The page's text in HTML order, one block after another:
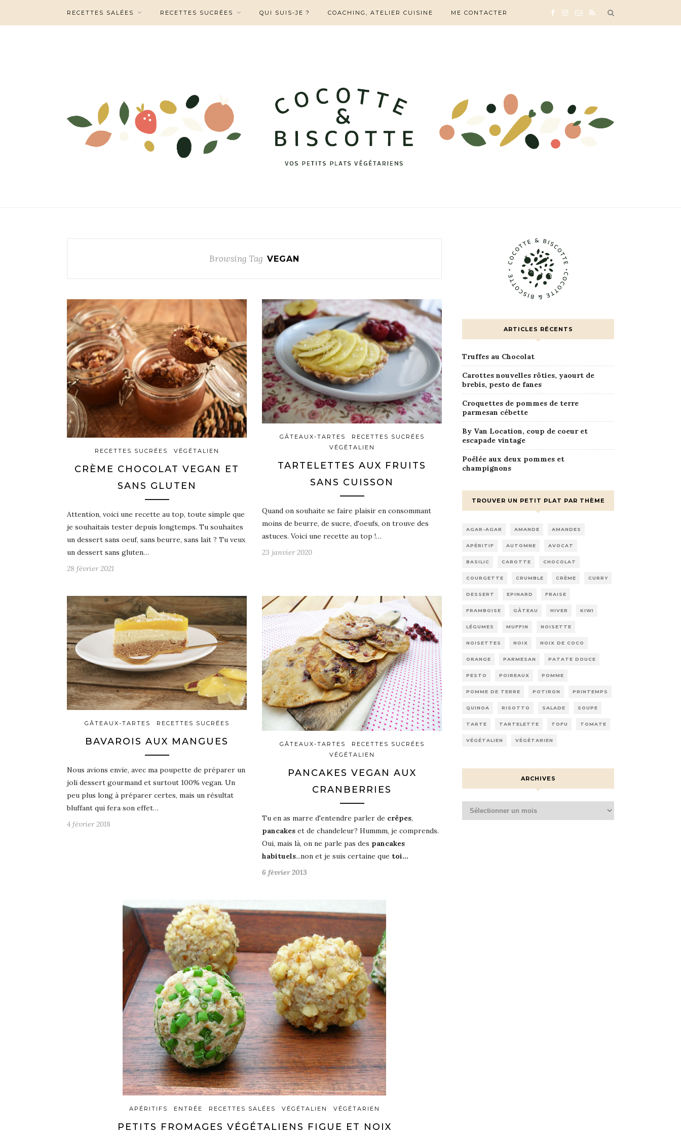
RECETTES SALÉES RECETTES SUCRÉES QUI SUIS-JE ? COACHING, ATELIER CUISINE ME CONTACTER
Browsing Tag VEGAN
RECETTES SUCRÉES VÉGÉTALIEN
CRÈME CHOCOLAT VEGAN ET
SANS GLUTEN
Attention, voici une recette au top, toute simple que
je souhaitais tester depuis longtemps. Tu souhaites
un dessert sans oeuf, sans beurre, sans lait ? Tu veux
un dessert sans gluten…
28 février 2021
GÂTEAUX-TARTES
RECETTES SUCRÉES
VÉGÉTALIEN
TARTELETTES AUX FRUITS
SANS CUISSON
Quand on souhaite se faire plaisir en consommant
moins de beurre, de sucre, d'oeufs, on trouve des
astuces. Voici une recette au top !…
23 janvier 2020
GÂTEAUX-TARTES RECETTES SUCRÉES
BAVAROIS AUX MANGUES
Nous avions envie, avec ma poupette de préparer un
joli dessert gourmand et surtout 100% vegan. Un
peu plus long à préparer certes, mais un résultat
bluffant qui fera son effet…
4 février 2018
GÂTEAUX-TARTES
RECETTES SUCRÉES
VÉGÉTALIEN
PANCAKES VEGAN AUX
CRANBERRIES
Tu en as marre d'entendre parler de crêpes,
pancakes et de chandeleur? Hummm, je comprends.
Oui, mais là, on ne parle pas des pancakes
habituels...non et je suis certaine que toi…
6 février 2013
APÉRITIFS ENTRÉE RECETTES SALÉES VÉGÉTALIEN VÉGÉTARIEN
PETITS FROMAGES VÉGÉTALIENS FIGUE ET NOIX
ARTICLES RÉCENTS
Truffes au Chocolat
Carottes nouvelles rôties, yaourt de
brebis, pesto de fanes
Croquettes de pommes de terre
parmesan cébette
By Van Location, coup de coeur et
escapade vintage
Poêlée aux deux pommes et
champignons
TROUVER UN PETIT PLAT PAR THÈME
AGAR-AGAR AMANDE AMANDES
APÉRITIF AUTOMNE AVOCAT
BASILIC CAROTTE CHOCOLAT
COURGETTE CRUMBLE CRÈME CURRY
DESSERT EPINARD FRAISE
FRAMBOISE GÂTEAU HIVER KIWI
LÉGUMES MUFFIN NOISETTE
NOISETTES NOIX NOIX DE COCO
ORANGE PARMESAN PATATE DOUCE
PESTO POIREAUX POMME
POMME DE TERRE POTIRON PRINTEMPS
QUINOA RISOTTO SALADE SOUPE
TARTE TARTELETTE TOFU TOMATE
VÉGÉTALIEN VÉGÉTARIEN
ARCHIVES
Archives